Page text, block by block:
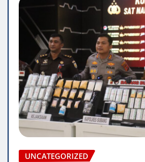
UNCATEGORIZED